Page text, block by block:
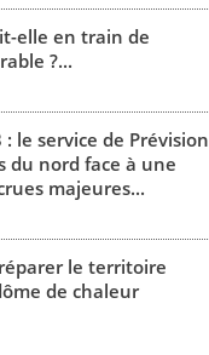
elle en train de
?...
le service de Prévision
du nord face à une
majeures...
le territoire
de chaleur